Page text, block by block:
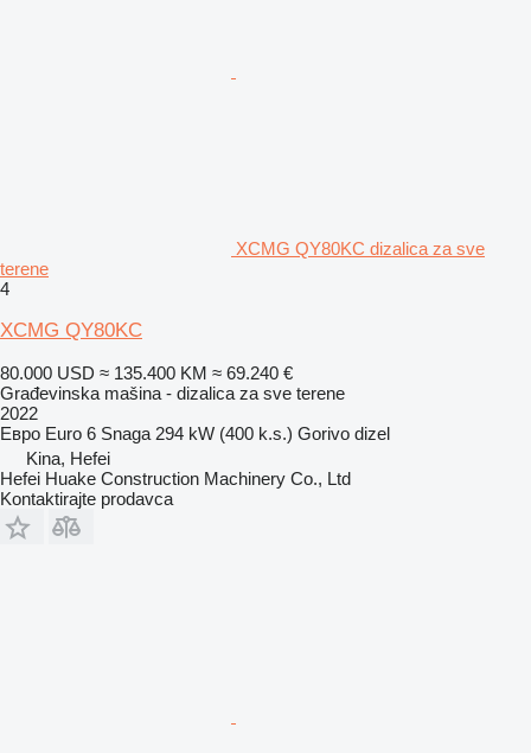
XCMG QY80KC dizalica za sve
terene
4
XCMG QY80KC
80.000 USD ≈ 135.400 KM ≈ 69.240 €
Građevinska mašina - dizalica za sve terene
2022
Евро Euro 6 Snaga 294 kW (400 k.s.) Gorivo dizel
Kina, Hefei
Hefei Huake Construction Machinery Co., Ltd
Kontaktirajte prodavca